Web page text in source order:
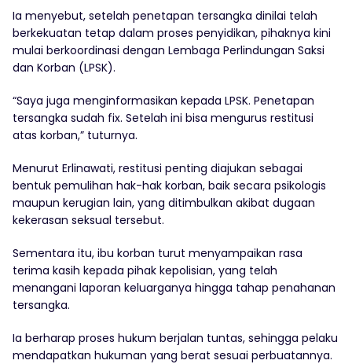
Ia menyebut, setelah penetapan tersangka dinilai telah
berkekuatan tetap dalam proses penyidikan, pihaknya kini
mulai berkoordinasi dengan Lembaga Perlindungan Saksi
dan Korban (LPSK).
“Saya juga menginformasikan kepada LPSK. Penetapan
tersangka sudah fix. Setelah ini bisa mengurus restitusi
atas korban,” tuturnya.
Menurut Erlinawati, restitusi penting diajukan sebagai
bentuk pemulihan hak-hak korban, baik secara psikologis
maupun kerugian lain, yang ditimbulkan akibat dugaan
kekerasan seksual tersebut.
Sementara itu, ibu korban turut menyampaikan rasa
terima kasih kepada pihak kepolisian, yang telah
menangani laporan keluarganya hingga tahap penahanan
tersangka.
Ia berharap proses hukum berjalan tuntas, sehingga pelaku
mendapatkan hukuman yang berat sesuai perbuatannya.